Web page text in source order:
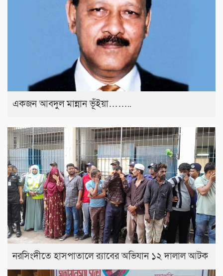
একজন আবদুল মান্নান ভূঁইয়া……..
নরসিংদীতে হাসপাতালে র‍্যাবের অভিযান ১২ দালাল আটক